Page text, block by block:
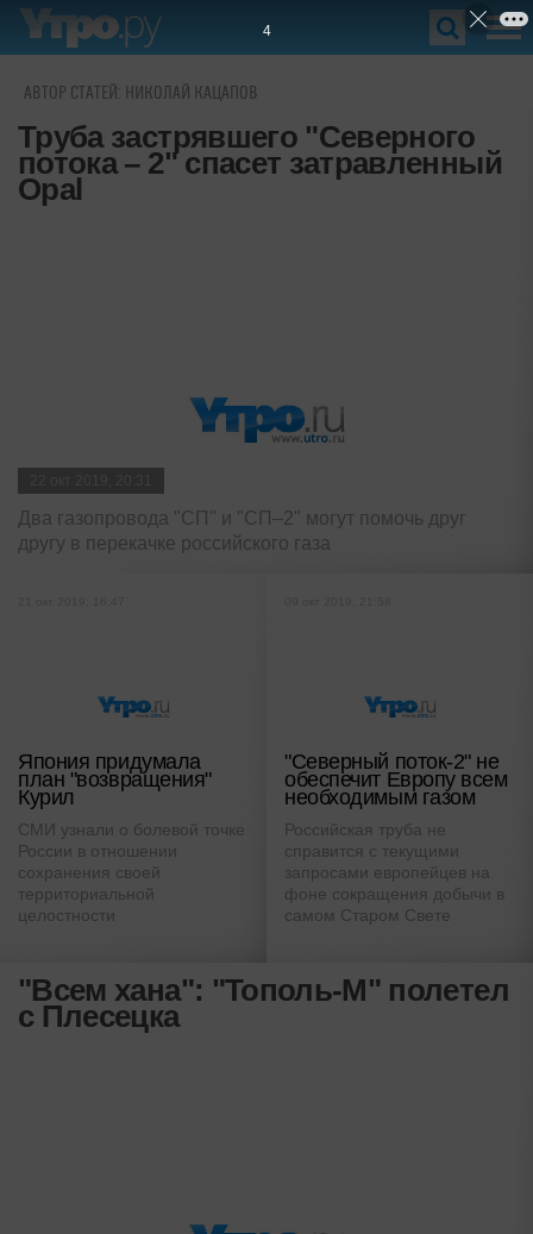
АВТОР СТАТЕЙ: НИКОЛАЙ КАЦАПОВ
Труба застрявшего "Северного
потока – 2" спасет затравленный
Opal
Два газопровода "СП" и "СП–2" могут помочь друг
другу в перекачке российского газа
Япония придумала
план "возвращения"
Курил
СМИ узнали о болевой точке
России в отношении
сохранения своей
территориальной
целостности
"Северный поток-2" не
обеспечит Европу всем
необходимым газом
Российская труба не
справится с текущими
запросами европейцев на
фоне сокращения добычи в
самом Старом Свете
"Всем хана": "Тополь-М" полетел
с Плесецка
3